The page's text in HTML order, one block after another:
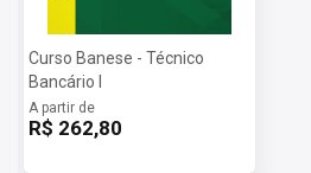
Curso Banese - Técnico
Bancário I
A partir de
R$ 262,80